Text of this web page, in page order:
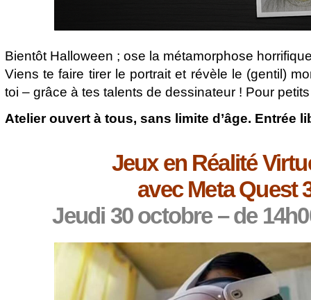
Bientôt Halloween ; ose la métamorphose
Viens te faire tirer le portrait et révèle le (gentil)
toi – grâce à tes talents de dessinateur ! Pour
Atelier ouvert à tous, sans limite d’âge. Entrée
Jeux en Réalité
avec Meta Quest
Jeudi 30 octobre – de